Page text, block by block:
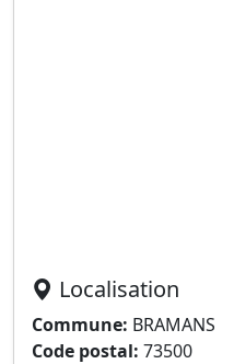
Localisation
Commune: BRAMANS
Code postal: 73500